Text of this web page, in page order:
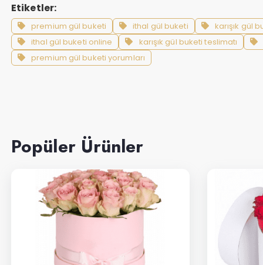
Etiketler:
premium gül buketi ithal gül buketi karışık gül
ithal gül buketi online
karışık gül buketi teslimatı
premium gül buketi yorumları
Popüler Ürünler